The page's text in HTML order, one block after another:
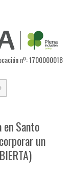
nº: 1700000018
en Santo
un